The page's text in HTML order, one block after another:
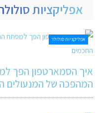
אפליקציות
אפליקציות סולולר
איך הסמארטפון הפך
המהפכה של המנעולים